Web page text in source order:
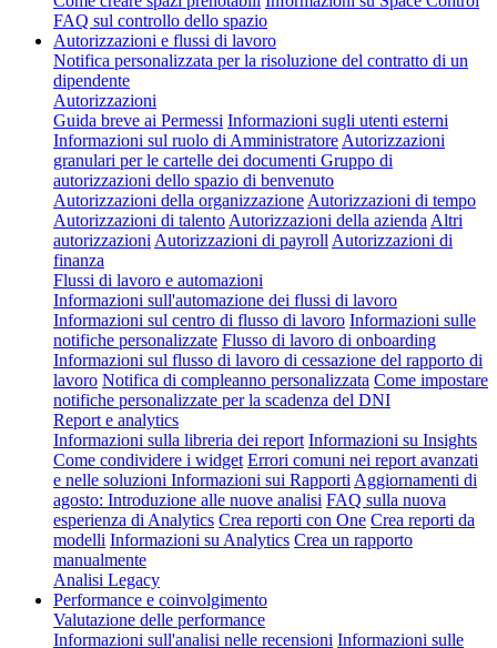
FAQ sul controllo dello spazio
Autorizzazioni e flussi di lavoro
Notifica personalizzata per la risoluzione del contratto di un
dipendente
Autorizzazioni
Guida breve ai Permessi Informazioni sugli utenti esterni
Informazioni sul ruolo di Amministratore Autorizzazioni
granulari per le cartelle dei documenti Gruppo di
autorizzazioni dello spazio di benvenuto
Autorizzazioni della organizzazione Autorizzazioni di tempo
Autorizzazioni di talento Autorizzazioni della azienda Altri
autorizzazioni Autorizzazioni di payroll Autorizzazioni di
finanza
Flussi di lavoro e automazioni
Informazioni sull'automazione dei flussi di lavoro
Informazioni sul centro di flusso di lavoro Informazioni sulle
notifiche personalizzate Flusso di lavoro di onboarding
Informazioni sul flusso di lavoro di cessazione del rapporto di
lavoro Notifica di compleanno personalizzata Come impostare
notifiche personalizzate per la scadenza del DNI
Report e analytics
Informazioni sulla libreria dei report Informazioni su Insights
Come condividere i widget Errori comuni nei report avanzati
e nelle soluzioni Informazioni sui Rapporti Aggiornamenti di
agosto: Introduzione alle nuove analisi FAQ sulla nuova
esperienza di Analytics Crea reporti con One Crea reporti da
modelli Informazioni su Analytics Crea un rapporto
manualmente
Analisi Legacy
Performance e coinvolgimento
Valutazione delle performance
Informazioni sull'analisi nelle recensioni Informazioni sulle